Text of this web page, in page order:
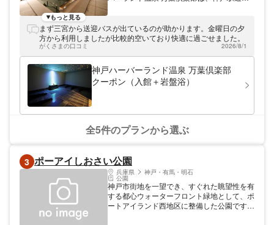
天然温泉「さとわき湧玉の湯」を採用。地上
105mから神戸の夜景を眺める「展望足湯庭
園」をはじめ、広々とした大浴場や炭酸泉な
ど、神戸流の"新湯治"をゆったりご堪能いた
だけます。また、全席TVモニター付きのリ
ラックスルームやイベントホール（映画
館）、料亭のようなお食事処も好評です。ア
もっと見る
まず三宮から送迎バスが出ているのが助かります。金曜日の夕
方から利用しましたが比較的空いており快適に過ごせました。
がくさまの口コミ 2026/8/1
神戸ハーバーランド温泉 万葉倶楽部
クーポン（入館＋岩盤浴）
全5件のプランから選ぶ
3 ポーアイしおさい公園
兵庫県 神戸・有馬・明石
公園
神戸市街地を一望でき、すぐれた眺望性を有
する都心ウォーターフロント緑地として、ポ
ートアイランド西地区に整備した公園です。